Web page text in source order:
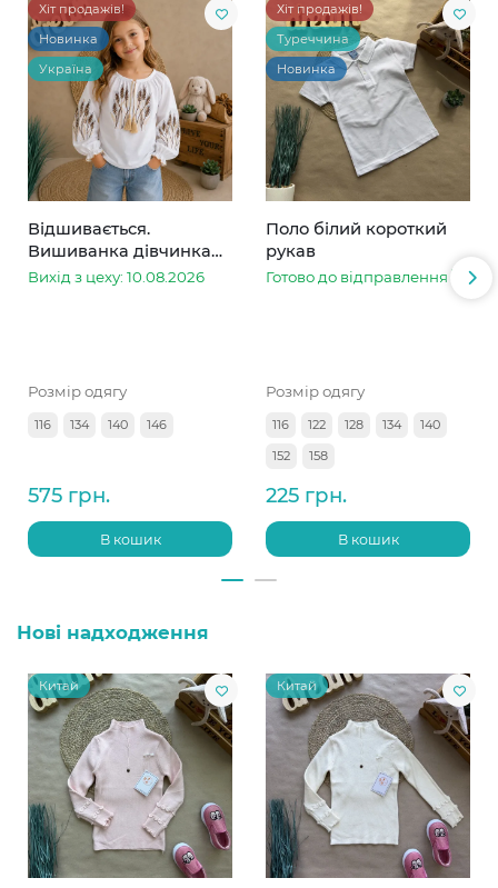
Хіт продажів!
Новинка
Україна
Відшивається.
Вишиванка дівчинка
колоски
Вихід з цеху: 10.08.2026
Розмір одягу
116 134 140 146
575 грн.
В кошик
Хіт продажів!
Туреччина
Новинка
Поло білий короткий
рукав
Готово до відправлення
Розмір одягу
116 122 128 134
140
152
158
225 грн.
В кошик
Нові надходження
Китай Китай